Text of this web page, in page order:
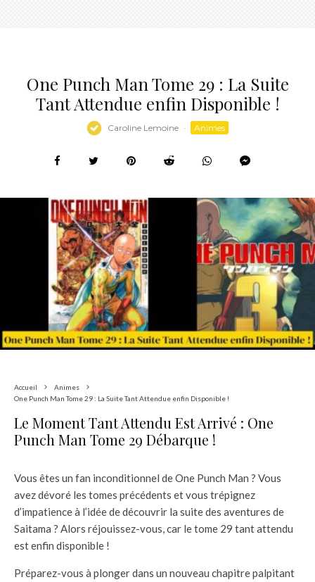
One Punch Man Tome 29 : La Suite
Tant Attendue enfin Disponible !
Caroline Lemoine · Animes
Accueil
Animes
One Punch Man Tome 29 : La Suite Tant Attendue enfin Disponible !
Le Moment Tant Attendu Est Arrivé : One
Punch Man Tome 29 Débarque !
Vous êtes un fan inconditionnel de One Punch Man ? Vous
avez dévoré les tomes précédents et vous trépignez
d’impatience à l’idée de découvrir la suite des aventures de
Saitama ? Alors réjouissez-vous, car le tome 29 tant attendu
est enfin disponible !
Préparez-vous à plonger dans un nouveau chapitre palpitant